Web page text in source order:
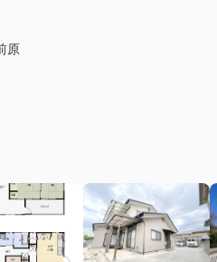
原